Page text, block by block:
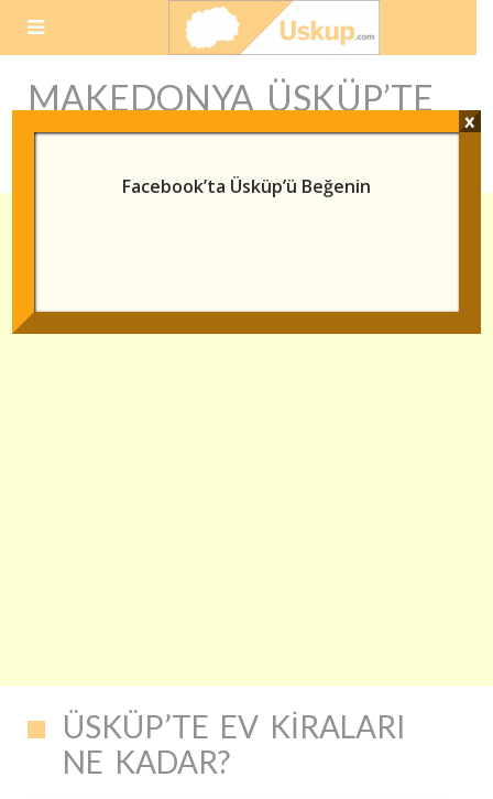
MAKEDONYA ÜSKÜP’TE
KIRALIK DAIRELER
ÜSKÜP’TE EV KIRALARI
NE KADAR?
Facebook’ta Üsküp’ü Beğenin
x